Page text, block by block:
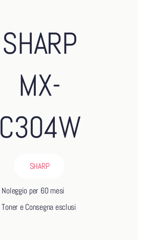
SHARP
MX-
C304W
SHARP
Noleggio per 60 mesi
Toner e Consegna esclusi